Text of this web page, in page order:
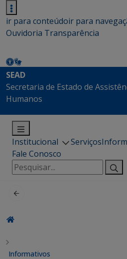
ir para conteúdoir para
Ouvidoria Transparência
SEAD
Secretaria de Estado de
Humanos
Institucional Serviços
Fale Conosco
Pesquisar
por:
Informativos